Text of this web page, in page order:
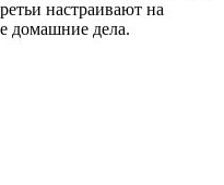
настраивают на
домашние дела.